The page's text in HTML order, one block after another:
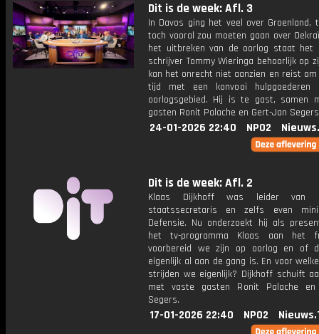
Dit is de week: Afl. 3
In Davos ging het veel over Groenland,
toch vooral zou moeten gaan over
het uitbreken van de oorlog staat het
schrijver Tommy Wieringa behoorlijk op
kan het onrecht niet aanzien en reist om
tijd met een konvooi hulpgoederen
oorlogsgebied. Hij is te gast, samen
gasten Ronit Palache en Gert-Jan
24-01-2026 22:40 NPO2
Dit is de week: Afl. 2
Klaas Dijkhoff was leider van
staatssecretaris en zelfs even
Defensie. Nu onderzoekt hij als
het tv-programma Klaas aan het
voorbereid we zijn op oorlog en of
eigenlijk al aan de gang is. En voor
strijden we eigenlijk? Dijkhoff schuift
met vaste gasten Ronit Palache en
Segers.
17-01-2026 22:40 NPO2